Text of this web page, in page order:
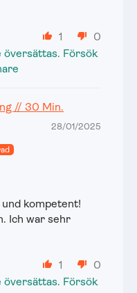
1
0
översättas. Försök
// 30 Min.
28/01/2025
kompetent!
Ich war sehr
1
0
översättas. Försök